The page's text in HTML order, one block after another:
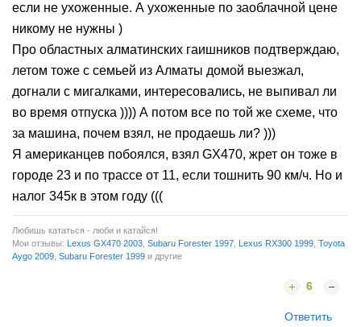
если не ухоженные. А ухоженные по заоблачной цене
никому не нужны )
Про областных алматинских гаишников подтверждаю,
летом тоже с семьей из Алматы домой выезжал,
догнали с мигалками, интересовались, не выпивал ли
во время отпуска )))) А потом все по той же схеме, что
за машина, почем взял, не продаешь ли? )))
Я американцев побоялся, взял GX470, жрет он тоже в
городе 23 и по трассе от 11, если тошнить 90 км/ч. Но и
налог 345к в этом году (((
Любишь кататься - люби и катайся!
Мои отзывы: Lexus GX470 2003 Subaru Forester 1997 Lexus RX300 1999 Toyota
Aygo 2009 Subaru Forester 1999 и другие
6
Ответить